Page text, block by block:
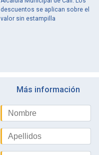
descuentos se aplican sobre el
valor sin estampilla
Más información